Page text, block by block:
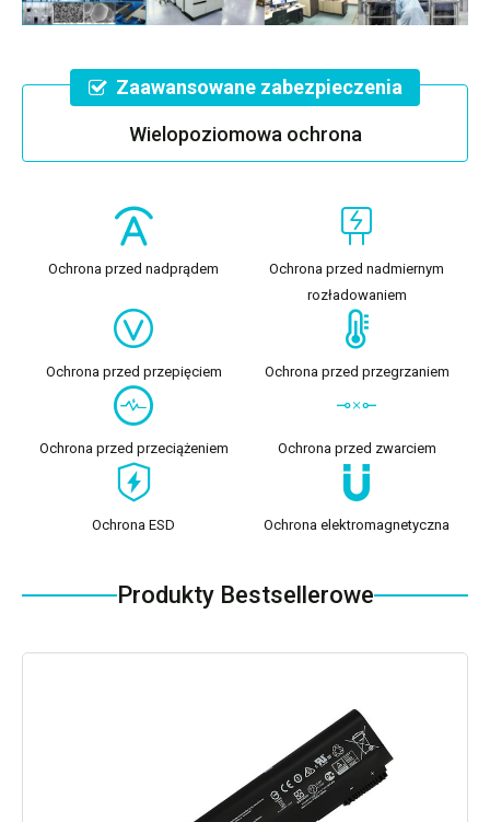
Zaawansowane zabezpieczenia
Wielopoziomowa ochrona
Ochrona przed nadprądem
Ochrona przed nadmiernym
rozładowaniem
Ochrona przed przepięciem Ochrona przed przegrzaniem
Ochrona przed przeciążeniem Ochrona przed zwarciem
Ochrona ESD Ochrona elektromagnetyczna
Produkty Bestsellerowe